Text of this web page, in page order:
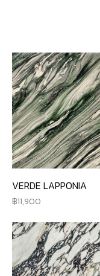
VERDE LAPPONIA
11,900